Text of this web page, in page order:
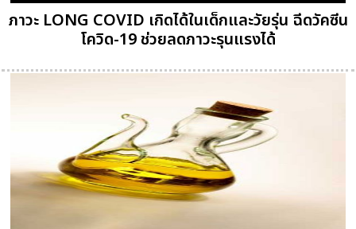
ภาวะ LONG COVID เกิดได้ในเด็กและวัยรุ่น ฉีดวัคซีน
โควิด-19 ช่วยลดภาวะรุนแรงได้